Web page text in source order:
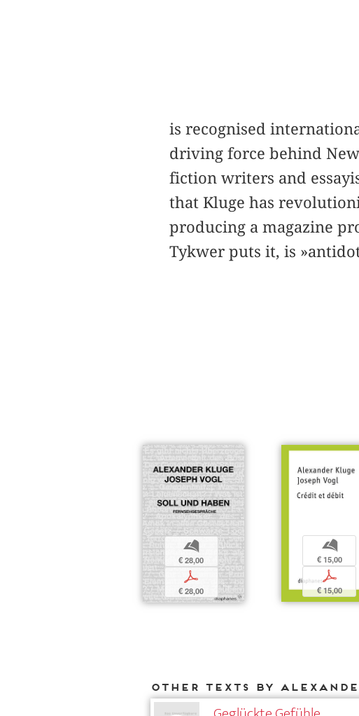
is recognised
driving force behind
fiction writers and
that Kluge has
producing a magazine
Tykwer puts it, is
b
€ 28,00
p
€ 28,00
b
€ 15,00
p
€ 15,00
Other texts by